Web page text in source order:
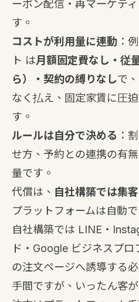
ーポン配信・再マーケテ
す。
コストが利用量に連動 ：
ト は月額固定費なし・従
ら）・契約の縛りなしで
なく払え、固定家賃に圧
す。
ルールは自分で決める ：
せ方、予約との連携の有
量です。
代償は、 自社構築では集
プラットフォームは自動
自社構築では LINE・
ド・Google ビジネスプ
の注文ページへ誘導する
手間ですが、いったん客